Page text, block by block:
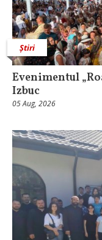
Știri
Evenimentul
Izbuc
05 Aug, 2026